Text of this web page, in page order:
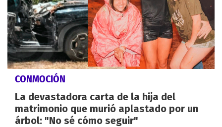
CONMOCIÓN
La devastadora carta de la hija del
matrimonio que murió aplastado por un
árbol: "No sé cómo seguir"